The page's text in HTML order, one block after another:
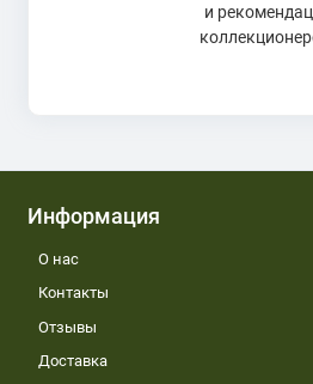
и
Информация
О нас
Контакты
Отзывы
Доставка